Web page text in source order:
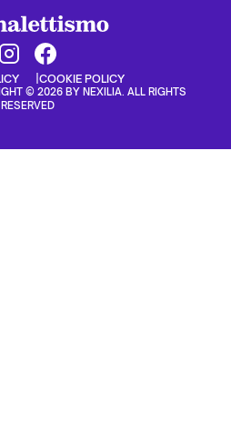
COOKIE POLICY
© 2026 BY NEXILIA. ALL RIGHTS
RESERVED